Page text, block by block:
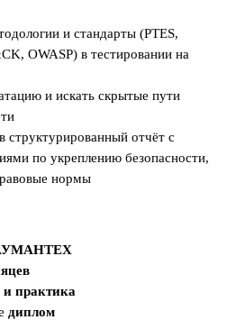
и стандарты (PTES,
OWASP) в тестировании на
и искать скрытые пути
структурированный отчёт с
по укреплению безопасности,
нормы
практика
диплом